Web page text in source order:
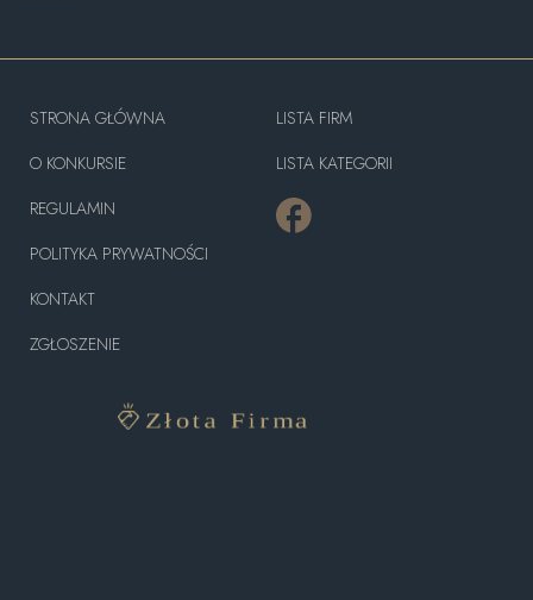
STRONA GŁÓWNA
O KONKURSIE
REGULAMIN
POLITYKA PRYWATNOŚCI
KONTAKT
ZGŁOSZENIE
LISTA FIRM
LISTA KATEGORII